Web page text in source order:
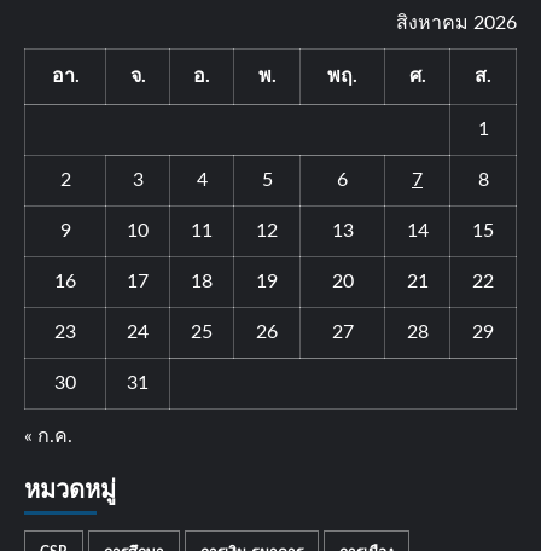
สิงหาคม 2026
อา. จ. อ. พ. พฤ. ศ. ส.
1
2 3 4 5 6 7 8
9 10 11 12 13 14 15
16 17 18 19 20 21 22
23 24 25 26 27 28 29
30 31
« ก.ค.
หมวดหมู่